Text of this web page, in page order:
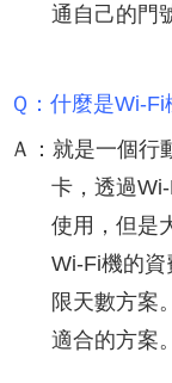
通自己的門
Ｑ：什麼是Wi-Fi
Ａ：就是一個行
卡，透過
使用，但是
Wi-Fi機的
限天數方案
適合的方案。